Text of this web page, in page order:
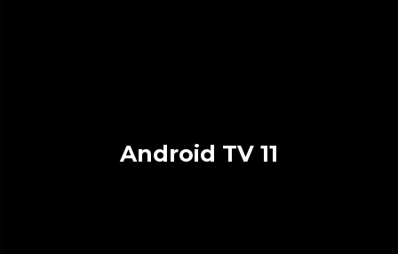
Android TV 11